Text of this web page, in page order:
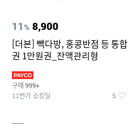
11% 8,900
[더본] 빽다방, 홍콩반점 등 통합
권 1만원권_잔액관리형
구매 999+
11번가 쇼킹딜 5